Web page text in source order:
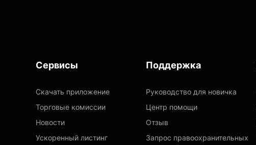
Сервисы
Скачать приложение
Торговые комиссии
Новости
Ускоренный листинг
Поддержка
Руководство для новичка
Центр помощи
Отзыв
Запрос правоохранительных